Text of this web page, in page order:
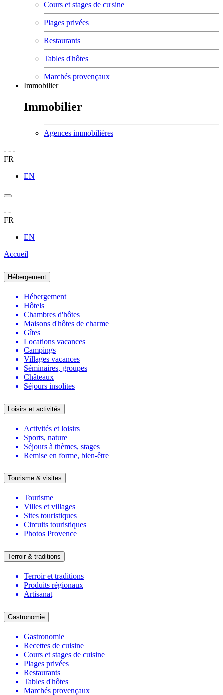
Cours et stages de cuisine
Plages privées
Restaurants
Tables d'hôtes
Marchés provençaux
Immobilier
Immobilier
Agences immobilières
- - -
FR
EN
- -
FR
EN
Accueil
Hébergement
Hébergement
Hôtels
Chambres d'hôtes
Maisons d'hôtes de charme
Gîtes
Locations vacances
Campings
Villages vacances
Séminaires, groupes
Châteaux
Séjours insolites
Loisirs et activités
Activités et loisirs
Sports, nature
Séjours à thèmes, stages
Remise en forme, bien-être
Tourisme & visites
Tourisme
Villes et villages
Sites touristiques
Circuits touristiques
Photos Provence
Terroir & traditions
Terroir et traditions
Produits régionaux
Artisanat
Gastronomie
Gastronomie
Recettes de cuisine
Cours et stages de cuisine
Plages privées
Restaurants
Tables d'hôtes
Marchés provençaux